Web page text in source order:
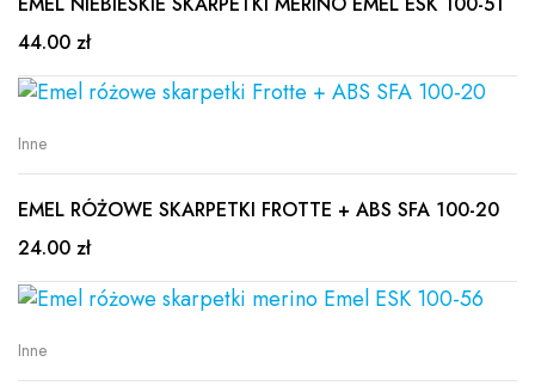
44.00 zł
Inne
EMEL RÓŻOWE SKARPETKI FROTTE + ABS SFA 100-20
24.00 zł
Inne